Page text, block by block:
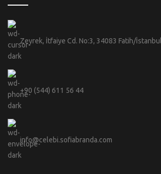
Zeyrek, İtfaiye Cd. No:3, 34083 Fatih/İstanbul
+90 (544) 611 56 44
info@celebi.sofiabranda.com